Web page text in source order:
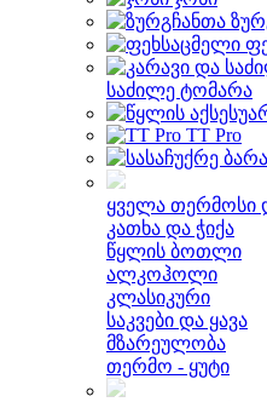
საძილე ტომარა
TT Pro
ყველა თერმოსი
კათხა და ჭიქა
წყლის ბოთლი
ალკოჰოლი
კლასიკური
საკვები და ყავა
მზარეულობა
თერმო - ყუტი